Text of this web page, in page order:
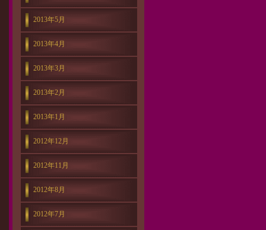
2013年5月
2013年4月
2013年3月
2013年2月
2013年1月
2012年12月
2012年11月
2012年8月
2012年7月